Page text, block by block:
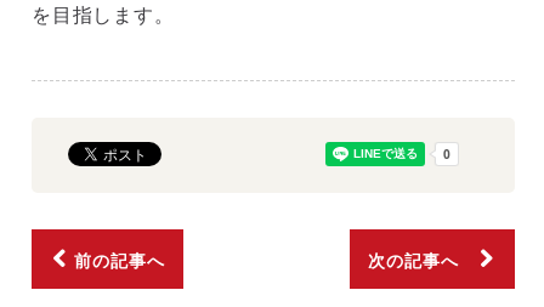
を目指します。
前の記事へ 次の記事へ